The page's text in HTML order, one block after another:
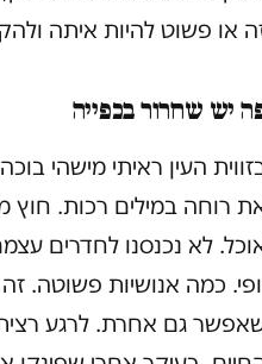
או פשוט להיות איתה
יש שחרור בכפייה
העין ראיתי מישהי
רוחה במילים רכות. חוץ
לא נכנסנו לחדרים
כמה אנושיות פשוטה.
גם אחרת. לרגע